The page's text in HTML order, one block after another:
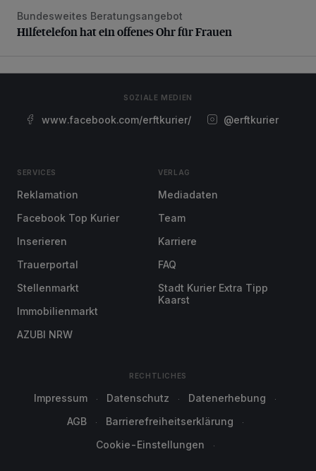
Hilfetelefon hat ein offenes Ohr für Frauen
Bundesweites Beratungsangebot
Hilfetelefon hat ein offenes Ohr für Frauen
SOZIALE MEDIEN
www.facebook.com/erftkurier/ @erftkurier
SERVICES
Reklamation
Facebook Top Kurier
Inserieren
Trauerportal
Stellenmarkt
Immobilienmarkt
AZUBI NRW
VERLAG
Mediadaten
Team
Karriere
FAQ
Stadt Kurier Extra Tipp
Kaarst
RECHTLICHES
Impressum Datenschutz
Datenerhebung
AGB
Barrierefreiheitserklärung
Cookie-Einstellungen